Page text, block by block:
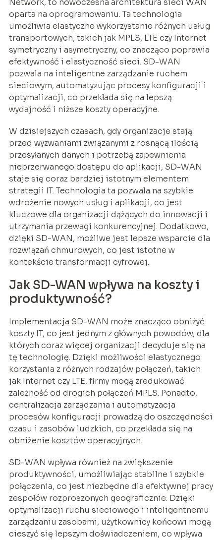
Network, to nowoczesna architektura sieci WAN
oparta na oprogramowaniu. Ta technologia
umożliwia elastyczne wykorzystanie różnych usług
transportowych, takich jak MPLS, LTE czy Internet
symetryczny i asymetryczny, co znacząco poprawia
efektywność i elastyczność sieci. SD-WAN
pozwala na inteligentne zarządzanie ruchem
sieciowym, automatyzując procesy konfiguracji i
optymalizacji, co przekłada się na lepszą
wydajność i niższe koszty operacyjne.
W dzisiejszych czasach, gdy organizacje stają
przed wyzwaniami związanymi z rosnącą ilością
przesyłanych danych i potrzebą zapewnienia
nieprzerwanego dostępu do aplikacji, SD-WAN
staje się coraz bardziej istotnym elementem
strategii IT. Technologia ta pozwala na szybkie
wdrożenie nowych usług i aplikacji, co jest
kluczowe dla organizacji dążących do innowacji i
utrzymania przewagi konkurencyjnej. Dodatkowo,
dzięki SD-WAN, możliwe jest lepsze wsparcie dla
rozwiązań chmurowych, co jest istotne w
kontekście transformacji cyfrowej.
Jak SD-WAN wpływa na koszty i
produktywność?
Implementacja SD-WAN może znacząco obniżyć
koszty IT, co jest jednym z głównych powodów, dla
których coraz więcej organizacji decyduje się na
tę technologię. Dzięki możliwości elastycznego
korzystania z różnych rodzajów połączeń, takich
jak Internet czy LTE, firmy mogą zredukować
zależność od drogich połączeń MPLS. Ponadto,
centralizacja zarządzania i automatyzacja
procesów konfiguracji prowadzą do oszczędności
czasu i zasobów ludzkich, co przekłada się na
obniżenie kosztów operacyjnych.
SD-WAN wpływa również na zwiększenie
produktywności, umożliwiając stabilne i szybkie
połączenia, co jest niezbędne dla efektywnej pracy
zespołów rozproszonych geograficznie. Dzięki
optymalizacji ruchu sieciowego i inteligentnemu
zarządzaniu zasobami, użytkownicy końcowi mogą
cieszyć się lepszym doświadczeniem, co wpływa